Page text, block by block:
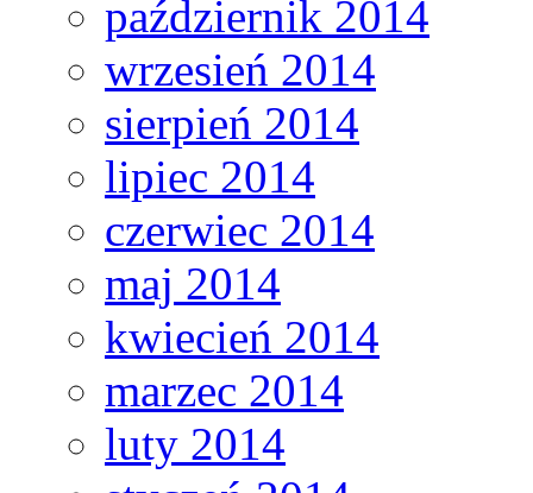
październik 2014
wrzesień 2014
sierpień 2014
lipiec 2014
czerwiec 2014
maj 2014
kwiecień 2014
marzec 2014
luty 2014